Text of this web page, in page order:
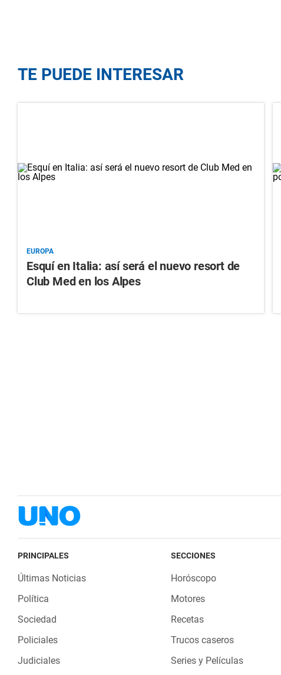
TE PUEDE INTERESAR
EUROPA
Esquí en Italia: así será el nuevo resort de
Club Med en los Alpes
PRINCIPALES
Últimas Noticias
Política
Sociedad
Policiales
Judiciales
SECCIONES
Horóscopo
Motores
Recetas
Trucos caseros
Series y Películas